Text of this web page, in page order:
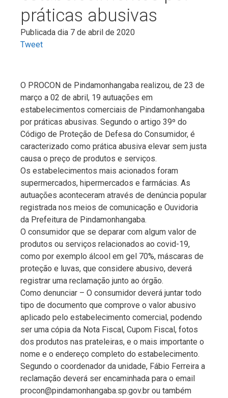
práticas abusivas
Publicada dia 7 de abril de 2020
Tweet
O PROCON de Pindamonhangaba realizou, de 23 de
março a 02 de abril, 19 autuações em
estabelecimentos comerciais de Pindamonhangaba
por práticas abusivas. Segundo o artigo 39º do
Código de Proteção de Defesa do Consumidor, é
caracterizado como prática abusiva elevar sem justa
causa o preço de produtos e serviços.
Os estabelecimentos mais acionados foram
supermercados, hipermercados e farmácias. As
autuações aconteceram através de denúncia popular
registrada nos meios de comunicação e Ouvidoria
da Prefeitura de Pindamonhangaba.
O consumidor que se deparar com algum valor de
produtos ou serviços relacionados ao covid-19,
como por exemplo álcool em gel 70%, máscaras de
proteção e luvas, que considere abusivo, deverá
registrar uma reclamação junto ao órgão.
Como denunciar – O consumidor deverá juntar todo
tipo de documento que comprove o valor abusivo
aplicado pelo estabelecimento comercial, podendo
ser uma cópia da Nota Fiscal, Cupom Fiscal, fotos
dos produtos nas prateleiras, e o mais importante o
nome e o endereço completo do estabelecimento.
Segundo o coordenador da unidade, Fábio Ferreira a
reclamação deverá ser encaminhada para o email
procon@pindamonhangaba.sp.gov.br ou também